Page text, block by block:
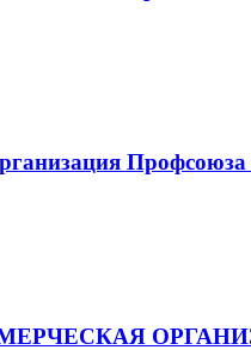
Профсоюза